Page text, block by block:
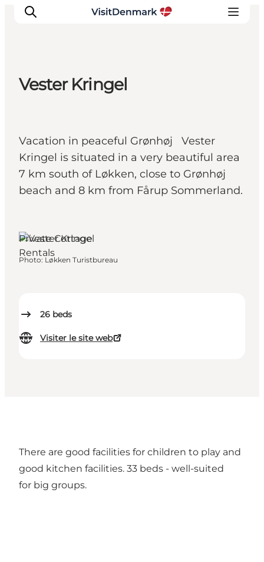
Quoi faire
Hébergements
Planifiez votre voyage
Vester Kringel
Vacation in peaceful Grønhøj Vester
Kringel is situated in a very beautiful area
7 km south of Løkken, close to Grønhøj
beach and 8 km from Fårup Sommerland.
26 beds
Visiter le site web
Private Cottage
Rentals
Photo: Løkken Turistbureau
There are good facilities for children to play and
good kitchen facilities. 33 beds - well-suited
for big groups.